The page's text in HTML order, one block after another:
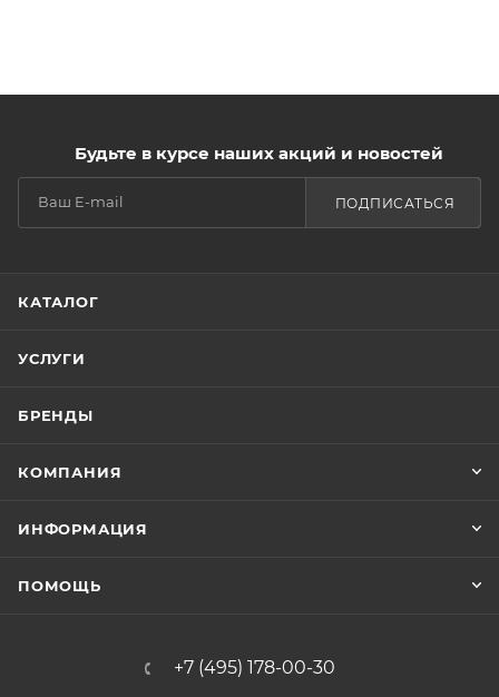
Будьте в курсе наших акций и новостей
ПОДПИСАТЬСЯ
КАТАЛОГ
УСЛУГИ
БРЕНДЫ
КОМПАНИЯ
ИНФОРМАЦИЯ
ПОМОЩЬ
+7 (495) 178-00-30